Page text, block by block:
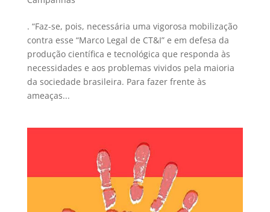
. “Faz-se, pois, necessária uma vigorosa mobilização
contra esse “Marco Legal de CT&I” e em defesa da
produção científica e tecnológica que responda às
necessidades e aos problemas vividos pela maioria
da sociedade brasileira. Para fazer frente às
ameaças...